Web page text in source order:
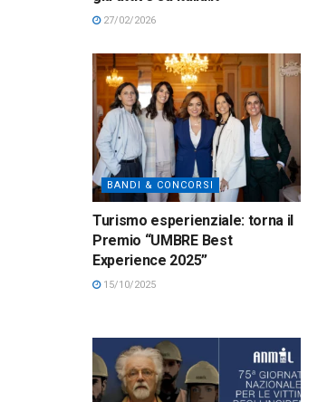
27/02/2026
BANDI & CONCORSI
Turismo esperienziale: torna il
Premio “UMBRE Best
Experience 2025”
15/10/2025